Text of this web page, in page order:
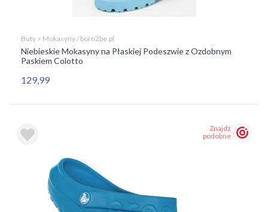
Buty > Mokasyny / born2be.pl
Niebieskie Mokasyny na Płaskiej Podeszwie z Ozdobnym
Paskiem Colotto
129,99
Znajdź
podobne